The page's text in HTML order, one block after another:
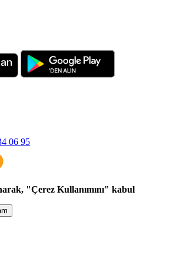
06 95
"Çerez Kullanımını" kabul